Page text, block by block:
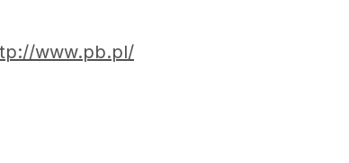
www.pb.pl/